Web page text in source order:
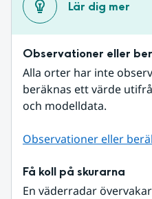
Lär dig mer
Observationer eller
Alla orter har inte
beräknas ett värde
och modelldata.
Observationer eller
Få koll på skurarna
En väderradar